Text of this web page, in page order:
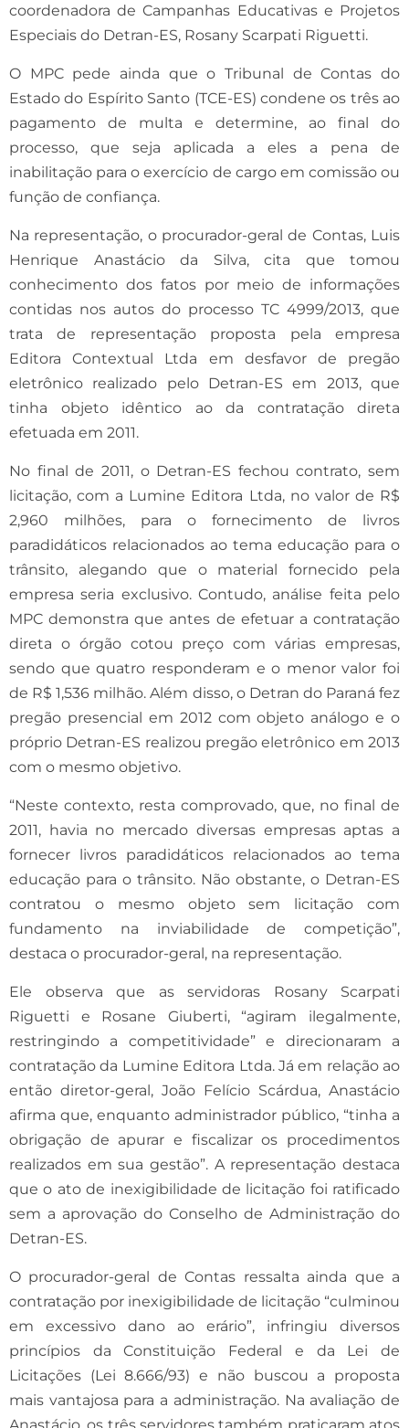
coordenadora de Campanhas Educativas e Projetos
Especiais do Detran-ES, Rosany Scarpati Riguetti.
O MPC pede ainda que o Tribunal de Contas do
Estado do Espírito Santo (TCE-ES) condene os três ao
pagamento de multa e determine, ao final do
processo, que seja aplicada a eles a pena de
inabilitação para o exercício de cargo em comissão ou
função de confiança.
Na representação, o procurador-geral de Contas, Luis
Henrique Anastácio da Silva, cita que tomou
conhecimento dos fatos por meio de informações
contidas nos autos do processo TC 4999/2013, que
trata de representação proposta pela empresa
Editora Contextual Ltda em desfavor de pregão
eletrônico realizado pelo Detran-ES em 2013, que
tinha objeto idêntico ao da contratação direta
efetuada em 2011.
No final de 2011, o Detran-ES fechou contrato, sem
licitação, com a Lumine Editora Ltda, no valor de R$
2,960 milhões, para o fornecimento de livros
paradidáticos relacionados ao tema educação para o
trânsito, alegando que o material fornecido pela
empresa seria exclusivo. Contudo, análise feita pelo
MPC demonstra que antes de efetuar a contratação
direta o órgão cotou preço com várias empresas,
sendo que quatro responderam e o menor valor foi
de R$ 1,536 milhão. Além disso, o Detran do Paraná fez
pregão presencial em 2012 com objeto análogo e o
próprio Detran-ES realizou pregão eletrônico em 2013
com o mesmo objetivo.
“Neste contexto, resta comprovado, que, no final de
2011, havia no mercado diversas empresas aptas a
fornecer livros paradidáticos relacionados ao tema
educação para o trânsito. Não obstante, o Detran-ES
contratou o mesmo objeto sem licitação com
fundamento na inviabilidade de competição”,
destaca o procurador-geral, na representação.
Ele observa que as servidoras Rosany Scarpati
Riguetti e Rosane Giuberti, “agiram ilegalmente,
restringindo a competitividade” e direcionaram a
contratação da Lumine Editora Ltda. Já em relação ao
então diretor-geral, João Felício Scárdua, Anastácio
afirma que, enquanto administrador público, “tinha a
obrigação de apurar e fiscalizar os procedimentos
realizados em sua gestão”. A representação destaca
que o ato de inexigibilidade de licitação foi ratificado
sem a aprovação do Conselho de Administração do
Detran-ES.
O procurador-geral de Contas ressalta ainda que a
contratação por inexigibilidade de licitação “culminou
em excessivo dano ao erário”, infringiu diversos
princípios da Constituição Federal e da Lei de
Licitações (Lei 8.666/93) e não buscou a proposta
mais vantajosa para a administração. Na avaliação de